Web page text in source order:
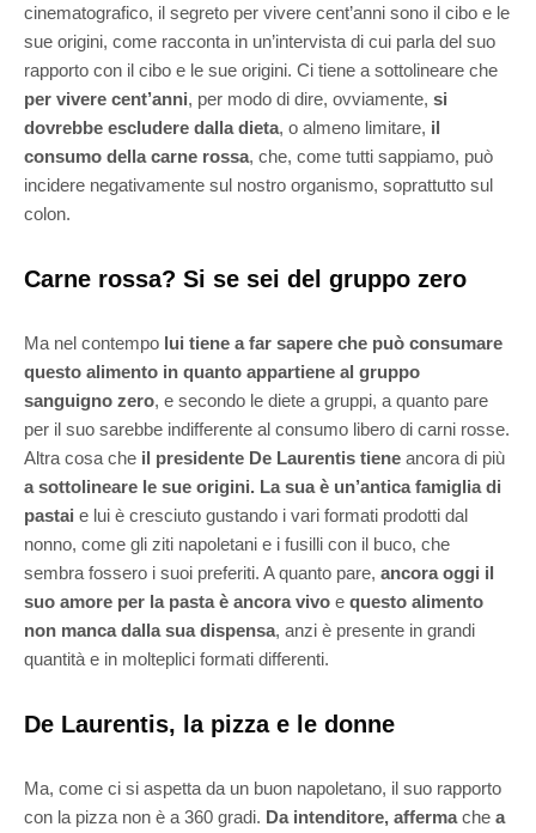
cinematografico, il segreto per vivere cent’anni sono il cibo e le
sue origini, come racconta in un’intervista di cui parla del suo
rapporto con il cibo e le sue origini. Ci tiene a sottolineare che
per vivere cent’anni, per modo di dire, ovviamente, si
dovrebbe escludere dalla dieta, o almeno limitare, il
consumo della carne rossa, che, come tutti sappiamo, può
incidere negativamente sul nostro organismo, soprattutto sul
colon.
Carne rossa? Si se sei del gruppo zero
Ma nel contempo lui tiene a far sapere che può consumare
questo alimento in quanto appartiene al gruppo
sanguigno zero, e secondo le diete a gruppi, a quanto pare
per il suo sarebbe indifferente al consumo libero di carni rosse.
Altra cosa che il presidente De Laurentis tiene ancora di più
a sottolineare le sue origini. La sua è un’antica famiglia di
pastai e lui è cresciuto gustando i vari formati prodotti dal
nonno, come gli ziti napoletani e i fusilli con il buco, che
sembra fossero i suoi preferiti. A quanto pare, ancora oggi il
suo amore per la pasta è ancora vivo e questo alimento
non manca dalla sua dispensa, anzi è presente in grandi
quantità e in molteplici formati differenti.
De Laurentis, la pizza e le donne
Ma, come ci si aspetta da un buon napoletano, il suo rapporto
con la pizza non è a 360 gradi. Da intenditore, affermache a